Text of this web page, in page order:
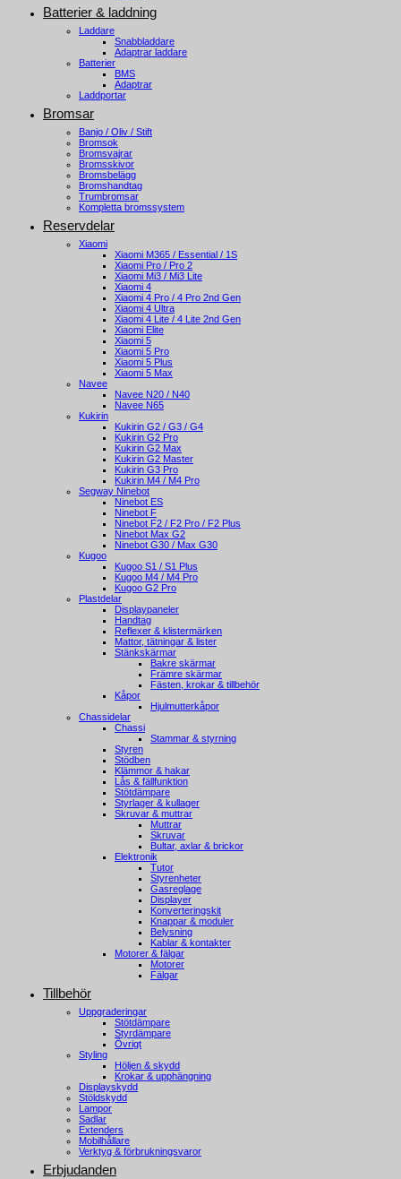
Batterier & laddning
Laddare
Snabbladdare
Adaptrar laddare
Batterier
BMS
Adaptrar
Laddportar
Bromsar
Banjo / Oliv / Stift
Bromsok
Bromsvajrar
Bromsskivor
Bromsbelägg
Bromshandtag
Trumbromsar
Kompletta bromssystem
Reservdelar
Xiaomi
Xiaomi M365 / Essential / 1S
Xiaomi Pro / Pro 2
Xiaomi Mi3 / Mi3 Lite
Xiaomi 4
Xiaomi 4 Pro / 4 Pro 2nd Gen
Xiaomi 4 Ultra
Xiaomi 4 Lite / 4 Lite 2nd Gen
Xiaomi Elite
Xiaomi 5
Xiaomi 5 Pro
Xiaomi 5 Plus
Xiaomi 5 Max
Navee
Navee N20 / N40
Navee N65
Kukirin
Kukirin G2 / G3 / G4
Kukirin G2 Pro
Kukirin G2 Max
Kukirin G2 Master
Kukirin G3 Pro
Kukirin M4 / M4 Pro
Segway Ninebot
Ninebot ES
Ninebot F
Ninebot F2 / F2 Pro / F2 Plus
Ninebot Max G2
Ninebot G30 / Max G30
Kugoo
Kugoo S1 / S1 Plus
Kugoo M4 / M4 Pro
Kugoo G2 Pro
Plastdelar
Displaypaneler
Handtag
Reflexer & klistermärken
Mattor, tätningar & lister
Stänkskärmar
Bakre skärmar
Främre skärmar
Fästen, krokar & tillbehör
Kåpor
Hjulmutterkåpor
Chassidelar
Chassi
Stammar & styrning
Styren
Stödben
Klämmor & hakar
Lås & fällfunktion
Stötdämpare
Styrlager & kullager
Skruvar & muttrar
Muttrar
Skruvar
Bultar, axlar & brickor
Elektronik
Tutor
Styrenheter
Gasreglage
Displayer
Konverteringskit
Knappar & moduler
Belysning
Kablar & kontakter
Motorer & fälgar
Motorer
Fälgar
Tillbehör
Uppgraderingar
Stötdämpare
Styrdämpare
Övrigt
Styling
Höljen & skydd
Krokar & upphängning
Displayskydd
Stöldskydd
Lampor
Sadlar
Extenders
Mobilhållare
Verktyg & förbrukningsvaror
Erbjudanden